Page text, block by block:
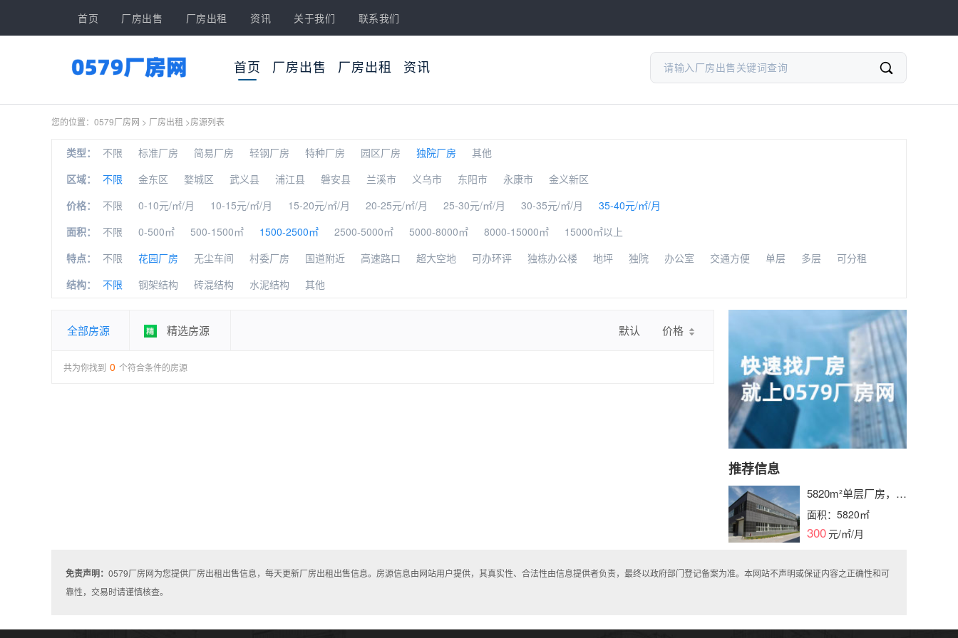
首页 厂房出售 厂房出租 资讯 关于我们 联系我们
首页 厂房出售 厂房出租 资讯
您的位置： 0579厂房网 > 厂房出租 >房源列表
类型： 不限 标准厂房 简易厂房 轻钢厂房 特种厂房 园区厂房 独院厂房
其他
区域：
不限 金东区 婺城区 武义县 浦江县 磐安县 兰溪市 义乌市 东阳市 永康市
金义新区
价格：
不限 0-10元/㎡/月 10-15元/㎡/月 15-20元/㎡/月 20-25元/㎡/月 25-30元/㎡/月 30-35元/㎡/月
35-40元/㎡/月
面积：
不限 0-500㎡ 500-1500㎡ 1500-2500㎡ 2500-5000㎡ 5000-8000㎡ 8000-15000㎡
15000㎡以上
特点：
不限 花园厂房 无尘车间 村委厂房 国道附近 高速路口 超大空地 可办环评 独栋办公楼 地坪 独院 办公室 交通方便 单层 多层
可分租
结构：
不限 钢架结构 砖混结构 水泥结构 其他
全部房源 精选房源 默认 价格
共为你找到 0 个符合条件的房源
推荐信息
5820m²单层厂房，产
证齐全，水电消防栓
配备，层高可选，即
租即用
面积：5820㎡
300元/㎡/月
免责声明： 0579厂房网为您提供厂房出租出售信息，每天更新厂房出租出售信息。房源信息由网站用户提供，其真实性、合法性由信息提供者负责，最终以政府部门登记备案为准。本网站不声明或保证内容之正确性和可
靠性，交易时请谨慎核查。